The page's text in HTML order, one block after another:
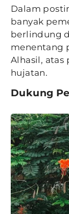
Dalam
banyak
berlindung
menentang
Alhasil, atas
hujatan.
Dukung